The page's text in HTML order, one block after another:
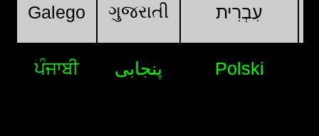
Galego ગુજરાતી עִבְרִית
ਪੰਜਾਬੀ پنجابی Polski